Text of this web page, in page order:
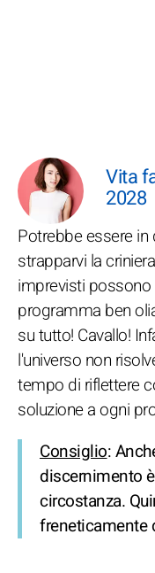
Vita
2028
Potrebbe essere
strapparvi la
imprevisti
programma ben
su tutto! Cavallo!
l'universo non
tempo di riflettere
soluzione a ogni
Consiglio:
discernimento
circostanza.
freneticamente